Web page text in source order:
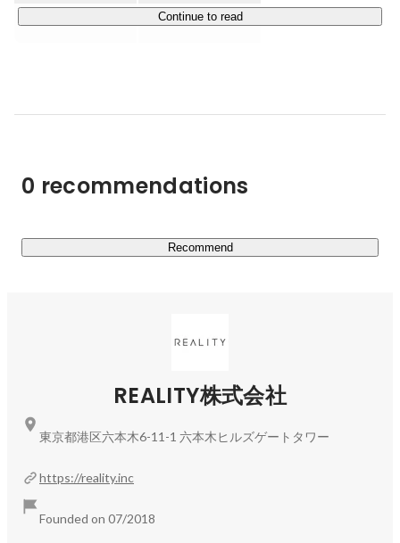
日本発のメタバースサービスとして業界をリードしていく
Continue to read
0 recommendations
Recommend
REALITY株式会社
https://reality.inc
Founded on 07/2018
東京都港区六本木6-11-1 六本木ヒルズゲートタワー